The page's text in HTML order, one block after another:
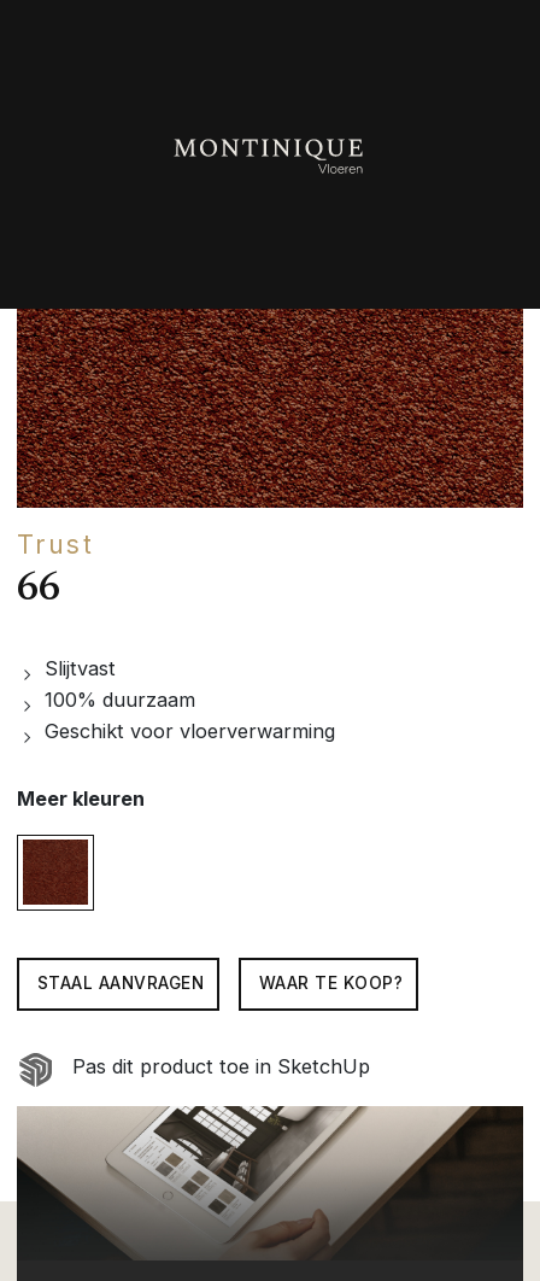
Trust
66
Slijtvast
100% duurzaam
Geschikt voor vloerverwarming
Meer kleuren
STAAL AANVRAGEN WAAR TE KOOP?
Pas dit product toe in SketchUp